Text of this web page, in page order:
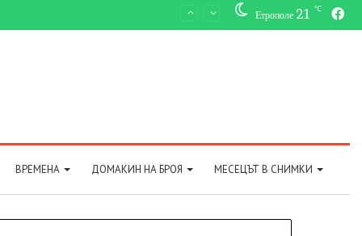
Етрополе 21 ℃
ВРЕМЕНА ДОМАКИН НА БРОЯ МЕСЕЦЪТ В СНИМКИ